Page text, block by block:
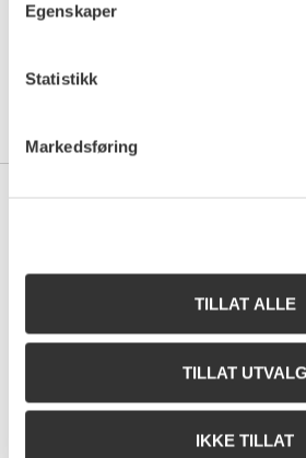
Egenskaper
Statistikk
Markedsføring
TILLAT ALLE
TILLAT UTVALG
IKKE TILLAT
Telefon: 22 86 21 86
post@gwpa.no